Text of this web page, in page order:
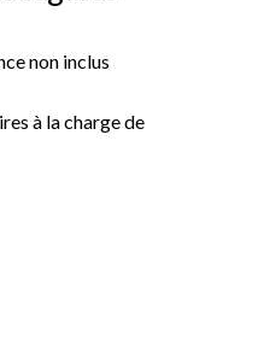
non inclus
à la charge de